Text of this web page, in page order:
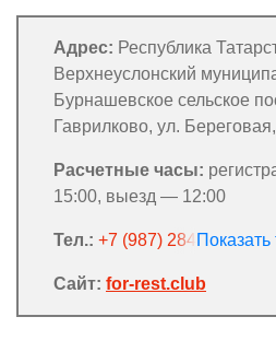
Адрес: Республика
Верхнеуслонский
Бурнашевское сельское
Гаврилково, ул.
Расчетные часы:
15:00, выезд — 12:00
Тел.: +7 (987) 284-77-77
Сайт: for-rest.club